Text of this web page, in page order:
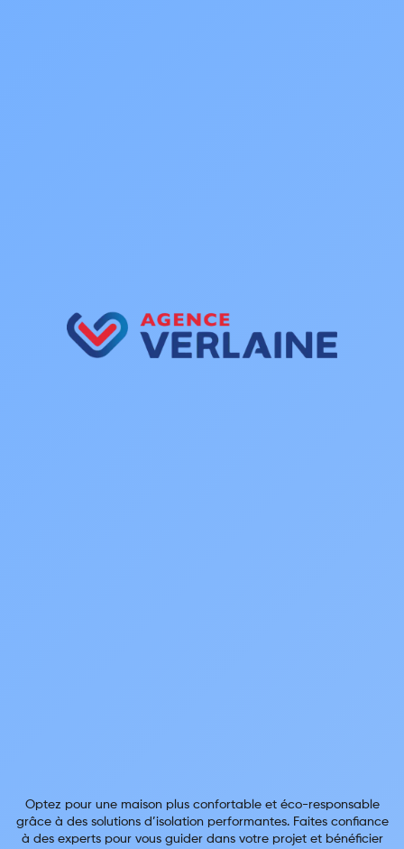
Optez pour une maison plus confortable et éco-responsable
grâce à des solutions d’isolation performantes. Faites confiance
à des experts pour vous guider dans votre projet et bénéficier